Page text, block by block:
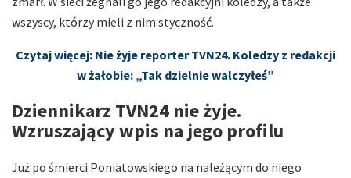
wszyscy, którzy mieli z nim styczność.
Czytaj więcej: Nie żyje reporter TVN24. Koledzy z redakcji
w żałobie: „Tak dzielnie walczyłeś”
Dziennikarz TVN24 nie żyje.
Wzruszający wpis na jego profilu
Już po śmierci Poniatowskiego na należącym do niego